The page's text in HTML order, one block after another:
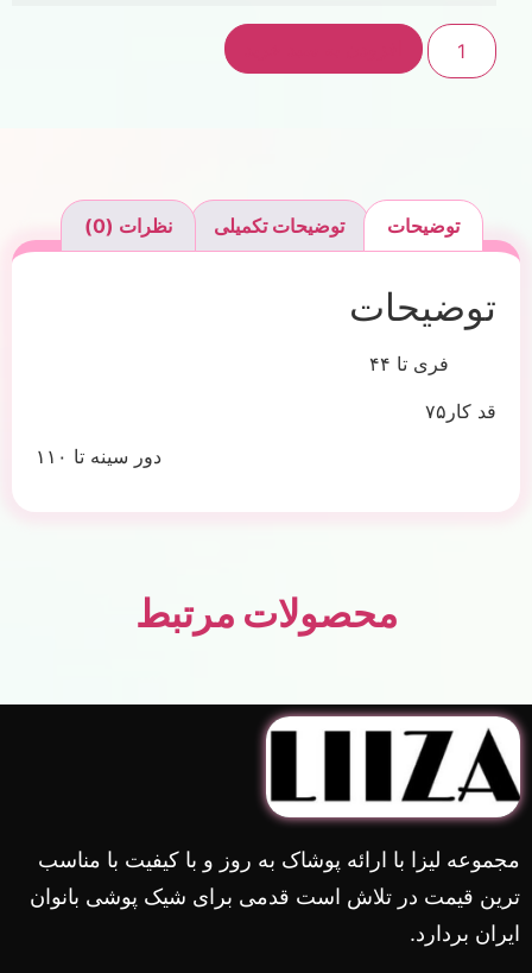
توضیحات توضیحات تکمیلی نظرات (0)
توضیحات
فری تا ۴۴
قد کار۷۵
دور سینه تا ۱۱۰
محصولات مرتبط
مجموعه لیزا با ارائه پوشاک به روز و با کیفیت با مناسب
ترین قیمت در تلاش است قدمی برای شیک پوشی بانوان
ایران بردارد.